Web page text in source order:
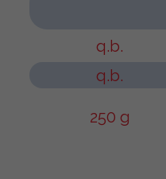
q.b.
q.b.
250 g